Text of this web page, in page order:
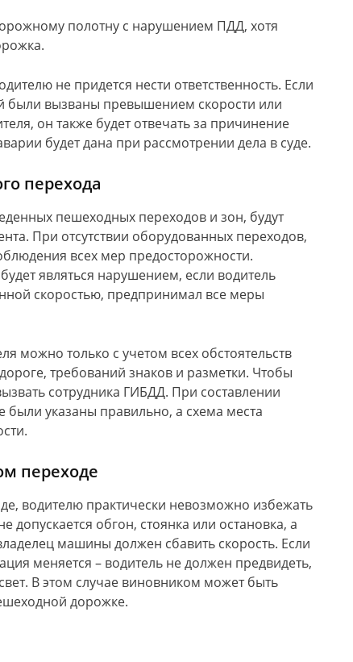
полотну с нарушением ПДД, хотя
не придется нести ответственность. Если
были вызваны превышением скорости или
он также будет отвечать за причинение
будет дана при рассмотрении дела в суде.
перехода
пешеходных переходов и зон, будут
При отсутствии оборудованных переходов,
всех мер предосторожности.
являться нарушением, если водитель
скоростью, предпринимал все меры
можно только с учетом всех обстоятельств
требований знаков и разметки. Чтобы
сотрудника ГИБДД. При составлении
были указаны правильно, а схема места
переходе
водителю практически невозможно избежать
допускается обгон, стоянка или остановка, а
машины должен сбавить скорость. Если
меняется – водитель не должен предвидеть,
В этом случае виновником может быть
дорожке.